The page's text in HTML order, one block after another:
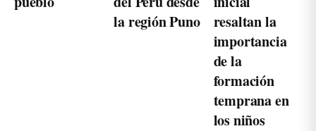
la región Puno
resaltan la
importancia
de la
formación
temprana en
los niños